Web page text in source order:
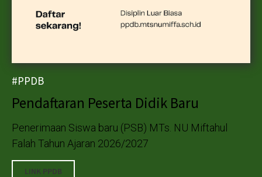
#PPDB
Pendaftaran Peserta Didik Baru
Penerimaan Siswa baru (PSB) MTs. NU Miftahul
Falah Tahun Ajaran 2026/2027
LINK PPDB